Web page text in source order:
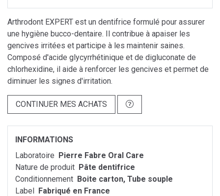
Arthrodont EXPERT est un dentifrice formulé pour assurer
une hygiène bucco-dentaire. Il contribue à apaiser les
gencives irritées et participe à les maintenir saines.
Composé d'acide glycyrrhétinique et de digluconate de
chlorhexidine, il aide à renforcer les gencives et permet de
diminuer les signes d'irritation.
CONTINUER MES ACHATS
INFORMATIONS
Laboratoire Pierre Fabre Oral Care
Nature de produit Pâte dentifrice
Conditionnement Boite carton, Tube souple
Label Fabriqué en France